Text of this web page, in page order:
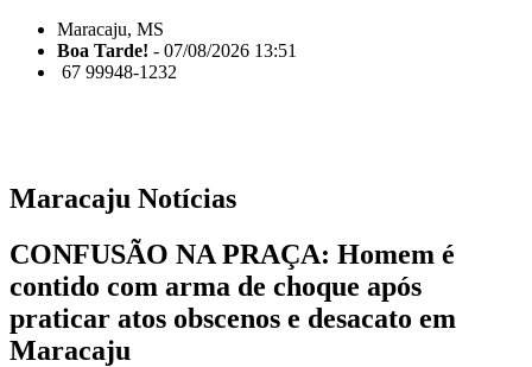
Maracaju, MS
Boa Tarde! - 07/08/2026 13:51
67 99948-1232
Maracaju Notícias
CONFUSÃO NA PRAÇA: Homem é
contido com arma de choque após
praticar atos obscenos e desacato em
Maracaju